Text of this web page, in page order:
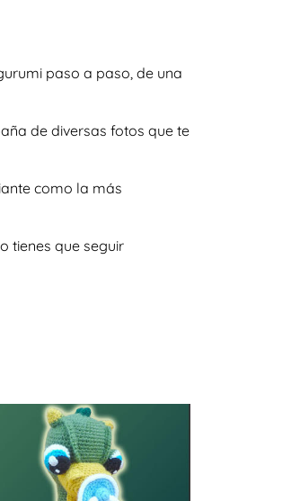
paso a paso, de una
de diversas fotos que te
como la más
tienes que seguir